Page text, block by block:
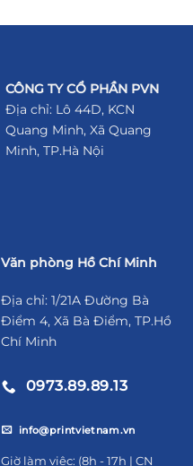
CÔNG TY CỔ PHẦN PVN
Địa chỉ: Lô 44D, KCN
Quang Minh, Xã Quang
Minh, TP.Hà Nội
Văn phòng Hồ Chí Minh
Địa chỉ: 1/21A Đường Bà
Điểm 4, Xã Bà Điểm, TP.Hồ
Chí Minh
0973.89.89.13
info@printvietnam.vn
​Giờ làm việc: (8h - 17h | CN